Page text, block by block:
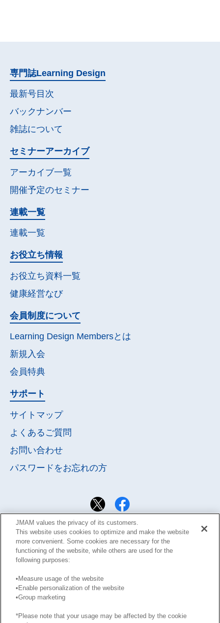
専門誌Learning Design
最新号目次
バックナンバー
雑誌について
セミナーアーカイブ
アーカイブ一覧
開催予定のセミナー
連載一覧
連載一覧
お役立ち情報
お役立ち資料一覧
健康経営なび
会員制度について
Learning Design Membersとは
新規入会
会員特典
サポート
サイトマップ
よくあるご質問
お問い合わせ
パスワードをお忘れの方
サイト利用規約
このサイトに掲載された記事の無断転載を禁じます。
JMAM values the privacy of its customers.
This website uses cookies to optimize and make the website
more convenient. Some cookies are necessary for the
functioning of the website, while others are used for the
following purposes:
•Measure usage of the website
•Enable personalization of the website
•Group marketing
*Please note that your usage may be affected by the cookie